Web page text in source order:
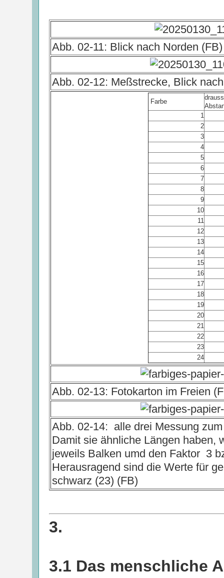
Abb. 02-11: Blick nach Norden (FB)
Abb. 02-12: Meßstrecke, Blick
Farbe
1
2
3
4
5
6
7
8
9
10
11
12
13
14
15
16
17
18
19
20
21
22
23
24
Abb. 02-13: Fotokarton im Freien
Abb. 02-14: alle drei Messung
Damit sie ähnliche Längen haben,
jeweils Balken umd den Faktor 3
Herausragend sind die Werte für
schwarz (23) (FB)
3.
3.1 Das menschliche